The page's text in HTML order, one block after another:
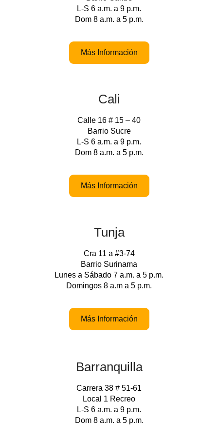
L-S 6 a.m. a 9 p.m.
Dom 8 a.m. a 5 p.m.
Más Información
Cali
Calle 16 # 15 – 40
Barrio Sucre
L-S 6 a.m. a 9 p.m.
Dom 8 a.m. a 5 p.m.
Más Información
Tunja
Cra 11 a #3-74
Barrio Surinama
Lunes a Sábado 7 a.m. a 5 p.m.
Domingos 8 a.m a 5 p.m.
Más Información
Barranquilla
Carrera 38 # 51-61
Local 1 Recreo
L-S 6 a.m. a 9 p.m.
Dom 8 a.m. a 5 p.m.